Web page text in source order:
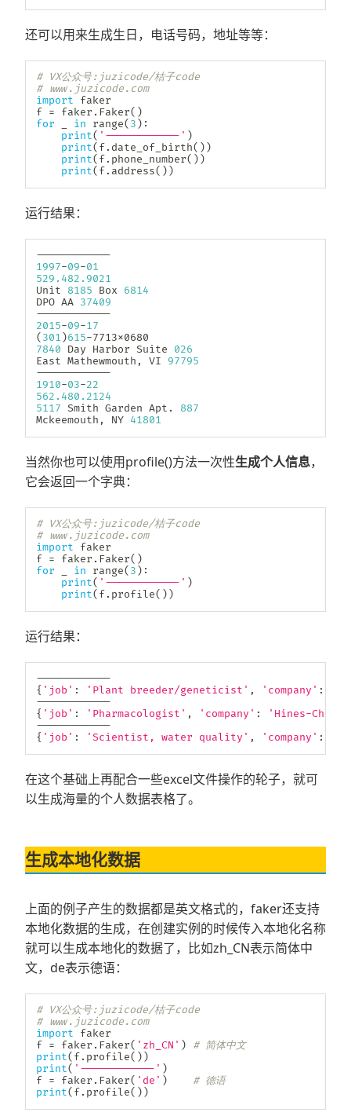
还可以用来生成生日，电话号码，地址等等：
# VX公众号:juzicode/桔子code
# www.juzicode.com
import faker
f = faker . Faker( )
for
in range( 3 ) :
print( '------------' )
print( f. date_of_birth( ) )
print( f. phone_number( ) )
print( f. address( ) )
运行结果：
------------
1997-09-01
529.482 .9021
Unit 8185 Box 6814
DPO AA 37409
------------
2015-09-17
( 301 )615-
7840 Day Harbor Suite 026
East Mathewmouth , VI 97795
------------
1910-03-22
562.480 .2124
5117 Smith Garden Apt .
887
Mckeemouth , NY 41801
当然你也可以使用profile()方法一次性生成个人信息，
它会返回一个字典：
# VX公众号:juzicode/桔子code
# www.juzicode.com
import faker
f = faker . Faker( )
for
in range( 3 ) :
print( '------------' )
print( f. profile( ) )
运行结果：
------------
{ 'job' : 'Plant breeder/geneticist' , 'company' :
------------
{ 'job' : 'Pharmacologist' , 'company' :
'Hines-
------------
{ 'job' : 'Scientist, water quality' , 'company' :
在这个基础上再配合一些excel文件操作的轮子，就可
以生成海量的个人数据表格了。
生成本地化数据
上面的例子产生的数据都是英文格式的，faker还支持
本地化数据的生成，在创建实例的时候传入本地化名称
就可以生成本地化的数据了，比如zh_CN表示简体中
文，de表示德语：
# VX公众号:juzicode/桔子code
# www.juzicode.com
import faker
f = faker . Faker( 'zh_CN' )
# 简体中文
print( f. profile( ) )
print( '------------' )
f = faker . Faker( 'de' )
# 德语
print( f. profile( ) )